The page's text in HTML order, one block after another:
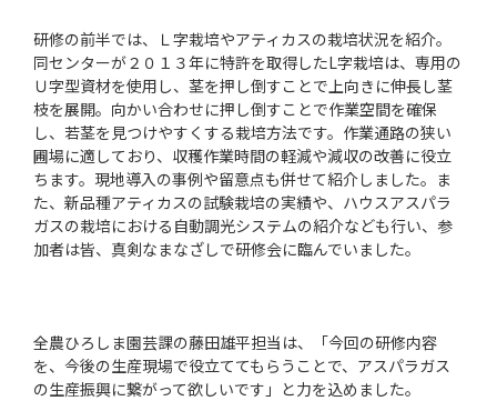
研修の前半では、Ｌ字栽培やアティカスの栽培状況を紹介。
同センターが２０１３年に特許を取得したL字栽培は、専用の
Ｕ字型資材を使用し、茎を押し倒すことで上向きに伸長し茎
枝を展開。向かい合わせに押し倒すことで作業空間を確保
し、若茎を見つけやすくする栽培方法です。作業通路の狭い
圃場に適しており、収穫作業時間の軽減や減収の改善に役立
ちます。現地導入の事例や留意点も併せて紹介しました。ま
た、新品種アティカスの試験栽培の実績や、ハウスアスパラ
ガスの栽培における自動調光システムの紹介なども行い、参
加者は皆、真剣なまなざしで研修会に臨んでいました。
全農ひろしま園芸課の藤田雄平担当は、「今回の研修内容
を、今後の生産現場で役立ててもらうことで、アスパラガス
の生産振興に繋がって欲しいです」と力を込めました。